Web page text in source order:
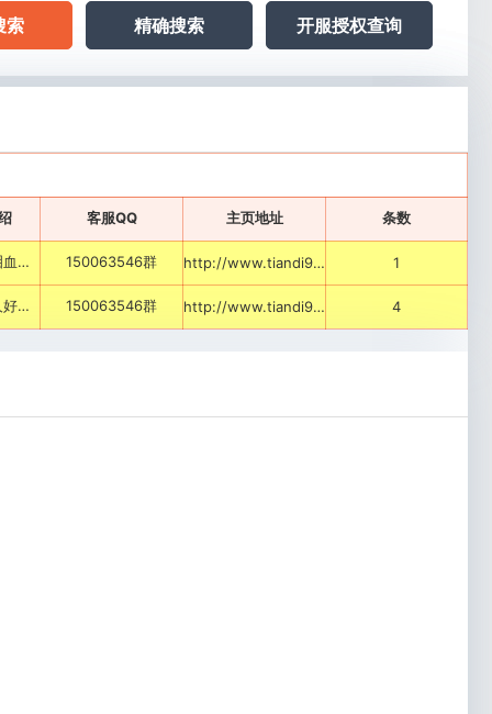
索 精确搜索 开服授权查询
客服QQ 主页地址 条数
█低消高爆█含泪血赚█散人好混█永久保值' 150063546群 http://www.tiandi999.com/td 1
█装备好打█散人好混█长久稳定█永久保值█' 150063546群 http://www.tiandi999.com/td 4